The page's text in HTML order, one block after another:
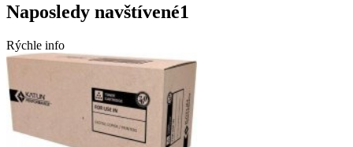
Naposledy navštívené1
Rýchle info